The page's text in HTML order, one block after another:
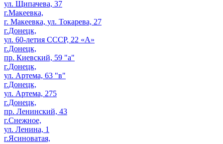
ул. Щипачева, 37
г.Макеевка,
г. Макеевка, ул. Токарева, 27
г.Донецк,
ул. 60-летия СССР, 22 «А»
г.Донецк,
пр. Киевский, 59 "а"
г.Донецк,
ул. Артема, 63 "в"
г.Донецк,
ул. Артема, 275
г.Донецк,
пр. Ленинский, 43
г.Снежное,
ул. Ленина, 1
г.Ясиноватая,